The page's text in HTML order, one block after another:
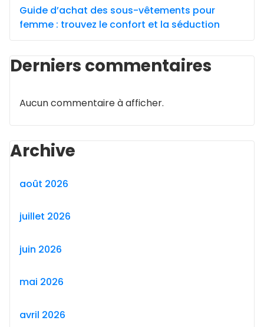
Guide d’achat des sous-vêtements pour
femme : trouvez le confort et la séduction
Derniers commentaires
Aucun commentaire à afficher.
Archive
août 2026
juillet 2026
juin 2026
mai 2026
avril 2026